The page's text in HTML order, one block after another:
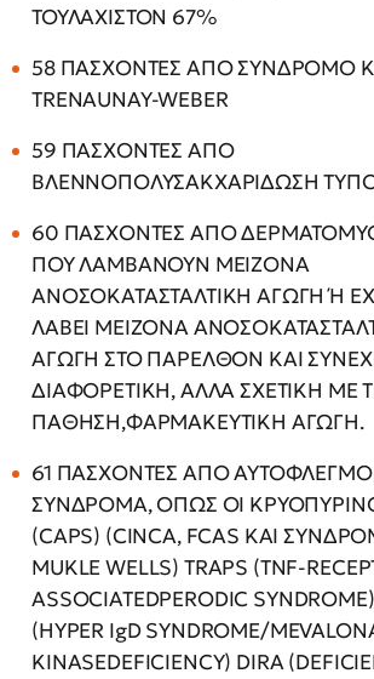
ΤΟΥΛΑΧΙΣΤΟΝ 67%
58 ΠΑΣΧΟΝΤΕΣ ΑΠΟ ΣΥΝΔΡΟΜΟ
TRENAUNAY-WEBER
59 ΠΑΣΧΟΝΤΕΣ ΑΠΟ
ΒΛΕΝΝΟΠΟΛΥΣΑΚΧΑΡΙΔΩΣΗ
60 ΠΑΣΧΟΝΤΕΣ ΑΠΟ
ΠΟΥ ΛΑΜΒΑΝΟΥΝ ΜΕΙΖΟΝΑ
ΑΝΟΣΟΚΑΤΑΣΤΑΛΤΙΚΗ ΑΓΩΓΗ Ή
ΛΑΒΕΙ ΜΕΙΖΟΝΑ
ΑΓΩΓΗ ΣΤΟ ΠΑΡΕΛΘΟΝ ΚΑΙ
ΔΙΑΦΟΡΕΤΙΚΗ, ΑΛΛΑ ΣΧΕΤΙΚΗ ΜΕ
ΠΑΘΗΣΗ,ΦΑΡΜΑΚΕΥΤΙΚΗ ΑΓΩΓΗ.
61 ΠΑΣΧΟΝΤΕΣ ΑΠΟ
ΣΥΝΔΡΟΜΑ, ΟΠΩΣ ΟΙ
(CAPS) (CINCA, FCAS ΚΑΙ
MUKLE WELLS) TRAPS (TNF-
ASSOCIATEDPERODIC
(HYPER IgD SYNDROME/
KINASEDEFICIENCY) DIRA